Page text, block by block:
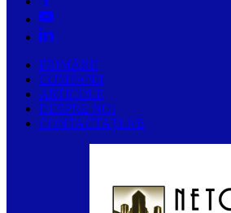
PRIMĂRII
COMPANII
ARTICOLE
DESPRE NOI
CONTACTAȚI-NE